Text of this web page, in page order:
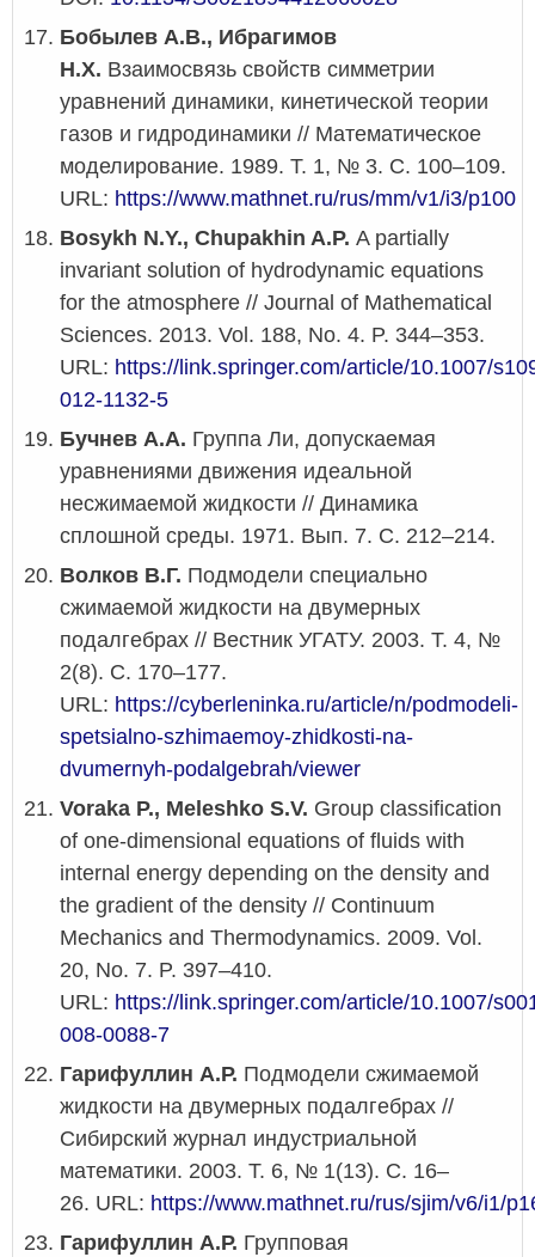
Бобылев А.В., Ибрагимов
Н.Х. Взаимосвязь свойств симметрии
уравнений динамики, кинетической теории
газов и гидродинамики // Математическое
моделирование. 1989. Т. 1, № 3. С. 100–109.
URL: https://www.mathnet.ru/rus/mm/v1/i3/p100
Bosykh N.Y., Chupakhin A.P. A partially
invariant solution of hydrodynamic equations
for the atmosphere // Journal of Mathematical
Sciences. 2013. Vol. 188, No. 4. P. 344–353.
URL: https://link.springer.com/article/10.1007/
012-1132-5
Бучнев А.А. Группа Ли, допускаемая
уравнениями движения идеальной
несжимаемой жидкости // Динамика
сплошной среды. 1971. Вып. 7. С. 212–214.
Волков В.Г. Подмодели специально
сжимаемой жидкости на двумерных
подалгебрах // Вестник УГАТУ. 2003. Т. 4, №
2(8). С. 170–177.
URL: https://cyberleninka.ru/article/n/podmodeli-
spetsialno-szhimaemoy-zhidkosti-na-
dvumernyh-podalgebrah/viewer
Voraka P., Meleshko S.V. Group classification
of one-dimensional equations of fluids with
internal energy depending on the density and
the gradient of the density // Continuum
Mechanics and Thermodynamics. 2009. Vol.
20, No. 7. P. 397–410.
URL: https://link.springer.com/article/10.1007/
008-0088-7
Гарифуллин А.Р. Подмодели сжимаемой
жидкости на двумерных подалгебрах //
Сибирский журнал индустриальной
математики. 2003. Т. 6, № 1(13). С. 16–
26. URL: https://www.mathnet.ru/rus/sjim/v6/i1/
Гарифуллин А.Р. Групповая